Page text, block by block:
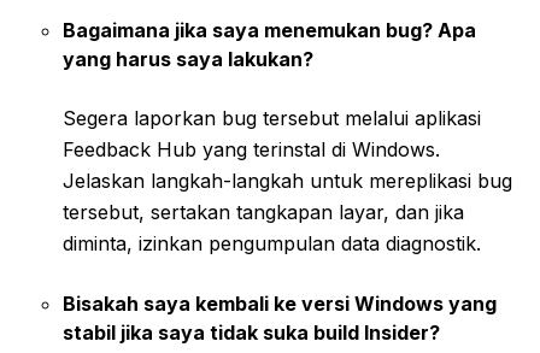
Bagaimana jika saya menemukan bug? Apa
yang harus saya lakukan?
Segera laporkan bug tersebut melalui aplikasi
Feedback Hub yang terinstal di Windows.
Jelaskan langkah-langkah untuk mereplikasi bug
tersebut, sertakan tangkapan layar, dan jika
diminta, izinkan pengumpulan data diagnostik.
Bisakah saya kembali ke versi Windows yang
stabil jika saya tidak suka build Insider?